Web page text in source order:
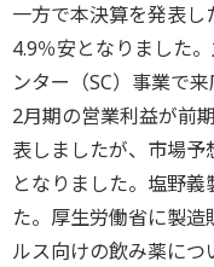
一方で本決算を発表し
4.9％安となりました
ンター（SC）事業で
2月期の営業利益が前
表しましたが、市場
となりました。塩野義
た。厚生労働省に製
ルス向けの飲み薬に